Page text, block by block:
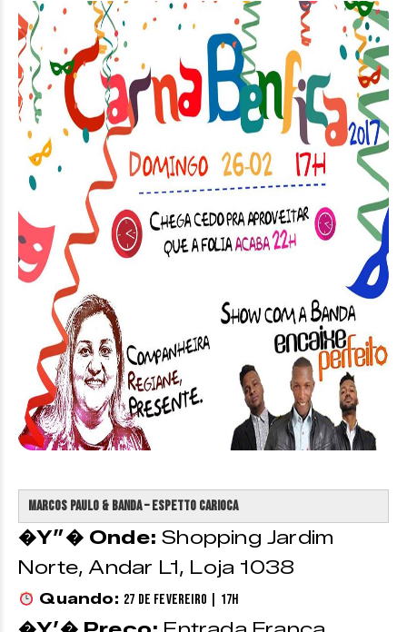
Marcos Paulo & Banda – Espetto Carioca
�Y”� Onde:Shopping Jardim
Norte, Andar L1, Loja 1038
Quando: 27 de Fevereiro | 17h